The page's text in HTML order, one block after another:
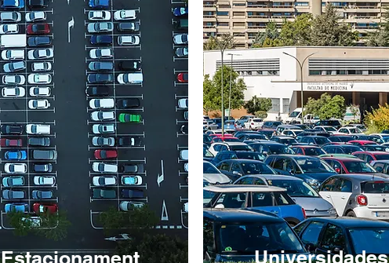
Estacionament
Universidades